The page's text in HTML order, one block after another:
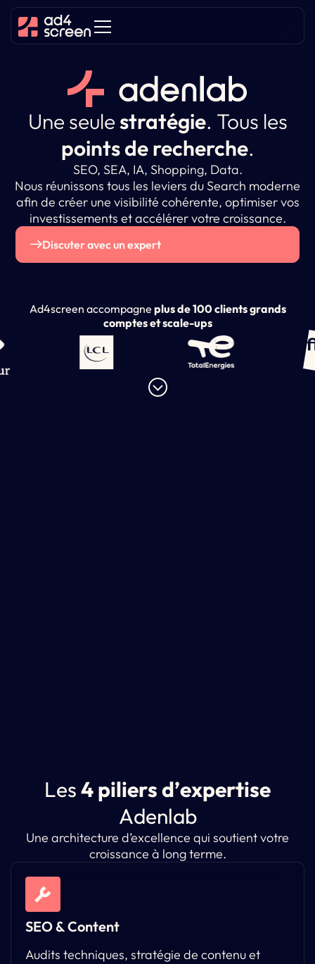
Une seulestratégie. Tous les
points de recherche.
SEO, SEA, IA, Shopping, Data.
Nous réunissons tous les leviers du Search moderne
afin de créer une visibilité cohérente, optimiser vos
investissements et accélérer votre croissance.
Discuter avec un expert
Ad4screen accompagne plus de 100 clients grands
comptes et scale-ups
Les4piliersd’expertise
Adenlab
Une architecture d’excellence qui soutient votre
croissance à long terme.
SEO & Content
Audits techniques, stratégie de contenu et